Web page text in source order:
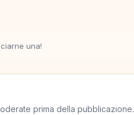
una!
prima della pubblicazione.